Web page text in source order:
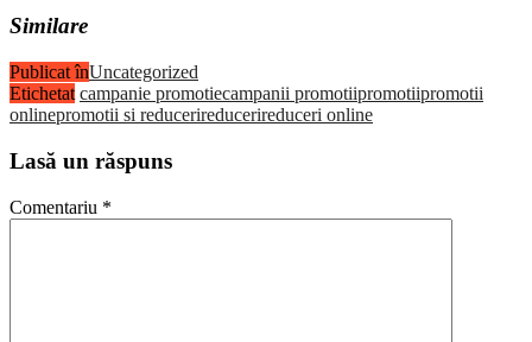
Similare
Publicat înUncategorized
Etichetat campanie promotiecampanii promotiipromotiipromotii
onlinepromotii si reducerireducerireduceri online
Lasă un răspuns
Comentariu *